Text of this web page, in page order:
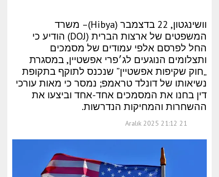
וושינגטון, 22 בדצמבר (Hibya)– משרד
המשפטים של ארצות הברית (DOJ) הודיע כי
החל לפרסם אלפי עמודים של מסמכים
ותצלומים הנוגעים לג׳פרי אפשטיין, במסגרת
„חוק שקיפות אפשטיין” שנכנס לתוקף בתקופת
נשיאותו של דונלד טראמפ; נמסר כי מאות עורכי
דין בחנו את המסמכים אחד-אחד וביצעו את
ההשחרות והמחיקות הנדרשות.
21 Aralık 2025 21:12